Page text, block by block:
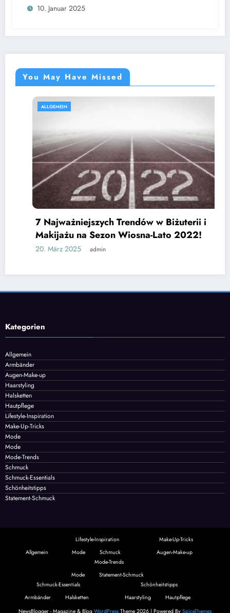
10. Januar 2025
You May Have Missed
ALLGEMEIN
7 Najważniejszych Trendów w Biżuterii i
Makijażu na Sezon Wiosna-Lato 2022!
20. März 2025 admin
Kategorien
Allgemein
Armbänder
Augen-Make-up
Haarstyling
Halsketten
Hautpflege
Lifestyle-Inspiration
Make-Up-Tricks
Mode
Mode
Mode-Trends
Schmuck
Schmuck-Essentials
Schönheitstipps
Statement-Schmuck
Allgemein
Lifestyle-Inspiration
Mode
Schmuck
Make-Up-Tricks
Augen-Make-up
Mode-Trends
Mode
Statement-Schmuck
Schmuck-Essentials
Armbänder
Halsketten
Schönheitstipps
Haarstyling
Hautpflege
NewsBlogger - Magazine & Blog WordPress Theme 2026 | Powered By SpiceThemes